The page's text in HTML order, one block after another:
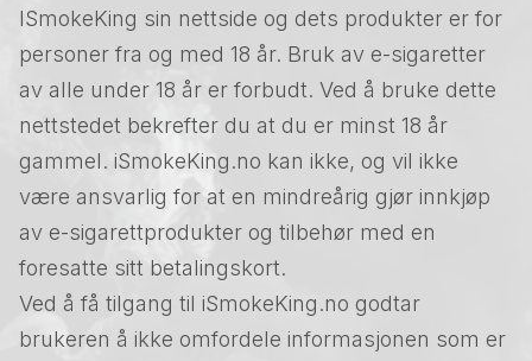
ISmokeKing sin nettside og dets produkter er for
personer fra og med 18 år. Bruk av e-sigaretter
av alle under 18 år er forbudt. Ved å bruke dette
nettstedet bekrefter du at du er minst 18 år
gammel. iSmokeKing.no kan ikke, og vil ikke
være ansvarlig for at en mindreårig gjør innkjøp
av e-sigarettprodukter og tilbehør med en
foresatte sitt betalingskort.
Ved å få tilgang til iSmokeKing.no godtar
brukeren å ikke omfordele informasjonen som er